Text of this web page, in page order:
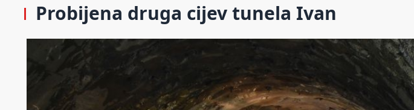
Probijena druga cijev tunela Ivan